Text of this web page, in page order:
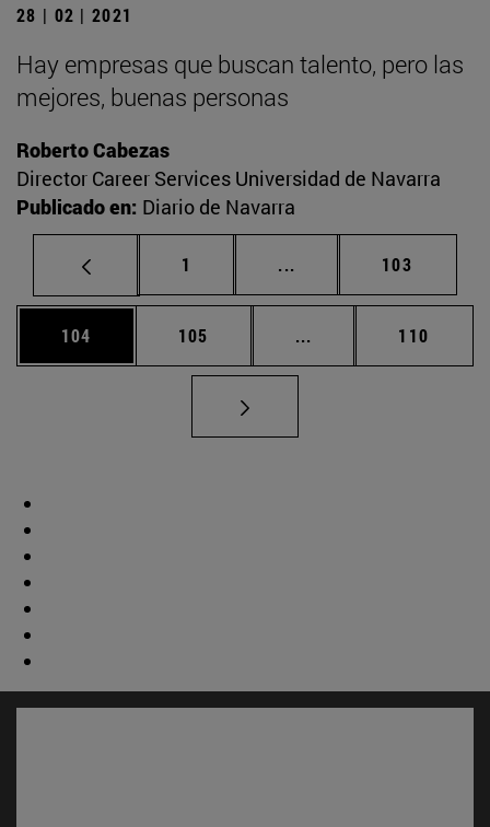
28 | 02 | 2021
Hay empresas que buscan talento, pero las
mejores, buenas personas
Roberto Cabezas
Director Career Services Universidad de Navarra
Publicado en: Diario de Navarra
Página
1 ... Páginas intermedias
Página
103
Página
104 Página
105 ... Páginas intermedias
Página
110